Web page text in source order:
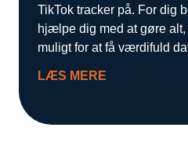
TikTok tracker på. For dig
hjælpe dig med at gøre
muligt for at få værdifuld
LÆS MERE